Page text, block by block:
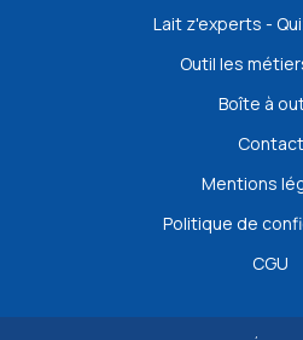
Lait z'experts -
Outil les
Boîte à
Contact
Mentions
Politique de
CGU